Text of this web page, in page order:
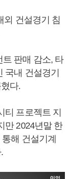
외 건설경기 침
판매 감소, 타
국내 건설경기
다.
티 프로젝트 지
만 2024년말 한
해 건설기계